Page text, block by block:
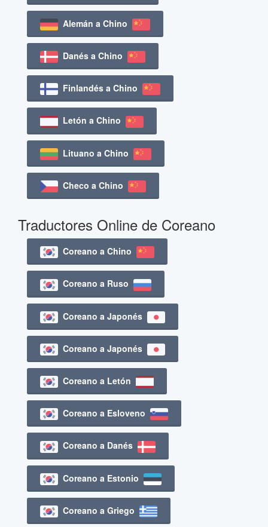
Alemán a Chino
Danés a Chino
Finlandés a Chino
Letón a Chino
Lituano a Chino
Checo a Chino
Traductores Online de Coreano
Coreano a Chino
Coreano a Ruso
Coreano a Japonés
Coreano a Japonés
Coreano a Letón
Coreano a Esloveno
Coreano a Danés
Coreano a Estonio
Coreano a Griego